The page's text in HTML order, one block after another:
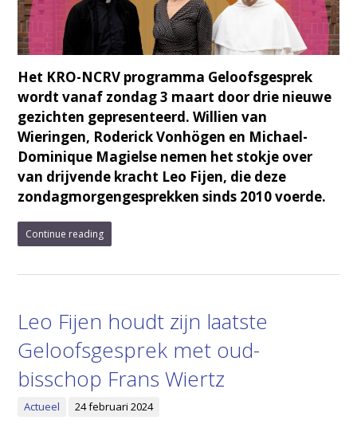
Het KRO-NCRV programma Geloofsgesprek
wordt vanaf zondag 3 maart door drie nieuwe
gezichten gepresenteerd. Willien van
Wieringen, Roderick Vonhögen en Michael-
Dominique Magielse nemen het stokje over
van drijvende kracht Leo Fijen, die deze
zondagmorgengesprekken sinds 2010 voerde.
Continue reading
Leo Fijen houdt zijn laatste
Geloofsgesprek met oud-
bisschop Frans Wiertz
Actueel 24 februari 2024